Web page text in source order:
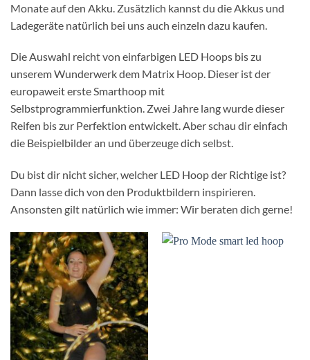
Monate auf den Akku. Zusätzlich kannst du die Akkus und
Ladegeräte natürlich bei uns auch einzeln dazu kaufen.
Die Auswahl reicht von einfarbigen LED Hoops bis zu
unserem Wunderwerk dem Matrix Hoop. Dieser ist der
europaweit erste Smarthoop mit
Selbstprogrammierfunktion. Zwei Jahre lang wurde dieser
Reifen bis zur Perfektion entwickelt. Aber schau dir einfach
die Beispielbilder an und überzeuge dich selbst.
Du bist dir nicht sicher, welcher LED Hoop der Richtige ist?
Dann lasse dich von den Produktbildern inspirieren.
Ansonsten gilt natürlich wie immer: Wir beraten dich gerne!